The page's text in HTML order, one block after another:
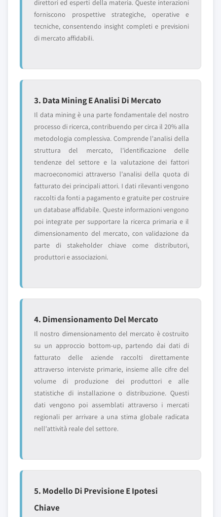
direttori ed esperti della materia. Queste interazioni
forniscono prospettive strategiche, operative e
tecniche, consentendo insight completi e previsioni
di mercato affidabili.
3. Data Mining E Analisi Di Mercato
Il data mining è una parte fondamentale del nostro
processo di ricerca, contribuendo per circa il 20% alla
metodologia complessiva. Comprende l'analisi della
struttura del mercato, l'identificazione delle
tendenze del settore e la valutazione dei fattori
macroeconomici attraverso l'analisi della quota di
fatturato dei principali attori. I dati rilevanti vengono
raccolti da fonti a pagamento e gratuite per costruire
un database affidabile. Queste informazioni vengono
poi integrate per supportare la ricerca primaria e il
dimensionamento del mercato, con validazione da
parte di stakeholder chiave come distributori,
produttori e associazioni.
4. Dimensionamento Del Mercato
Il nostro dimensionamento del mercato è costruito
su un approccio bottom-up, partendo dai dati di
fatturato delle aziende raccolti direttamente
attraverso interviste primarie, insieme alle cifre del
volume di produzione dei produttori e alle
statistiche di installazione o distribuzione. Questi
dati vengono poi assemblati attraverso i mercati
regionali per arrivare a una stima globale radicata
nell'attività reale del settore.
5. Modello Di Previsione E Ipotesi
Chiave